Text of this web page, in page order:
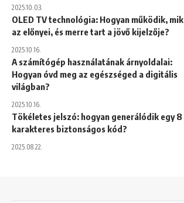
2025.10.03.
OLED TV technológia: Hogyan működik, mik
az előnyei, és merre tart a jövő kijelzője?
2025.10.16.
A számítógép használatának árnyoldalai:
Hogyan óvd meg az egészséged a digitális
világban?
2025.10.16.
Tökéletes jelszó: hogyan generálódik egy 8
karakteres biztonságos kód?
2025.08.22.